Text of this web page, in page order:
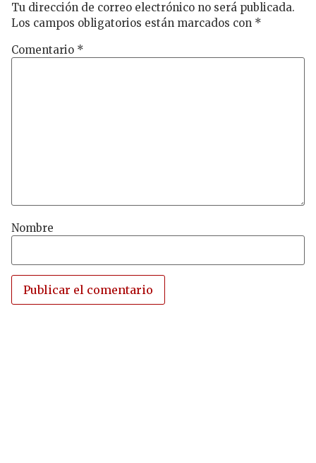
Tu dirección de correo electrónico no será publicada.
Los campos obligatorios están marcados con *
Comentario *
Nombre